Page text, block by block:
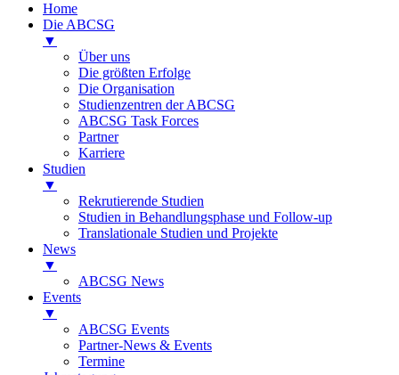
Home
Die ABCSG
▼
Über uns
Die größten Erfolge
Die Organisation
Studienzentren der ABCSG
ABCSG Task Forces
Partner
Karriere
Studien
▼
Rekrutierende Studien
Studien in Behandlungsphase und Follow-up
Translationale Studien und Projekte
News
▼
ABCSG News
Events
▼
ABCSG Events
Partner-News & Events
Termine